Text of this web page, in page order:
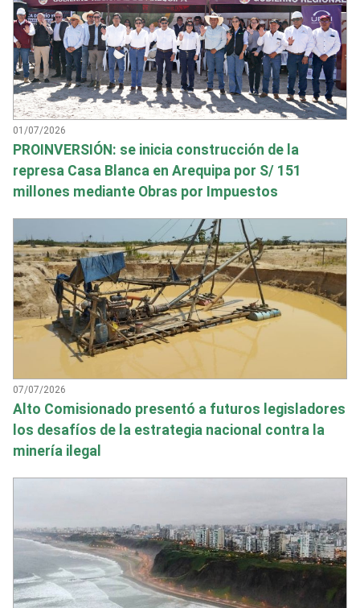
01/07/2026
PROINVERSIÓN: se inicia construcción de la
represa Casa Blanca en Arequipa por S/ 151
millones mediante Obras por Impuestos
07/07/2026
Alto Comisionado presentó a futuros legisladores
los desafíos de la estrategia nacional contra la
minería ilegal